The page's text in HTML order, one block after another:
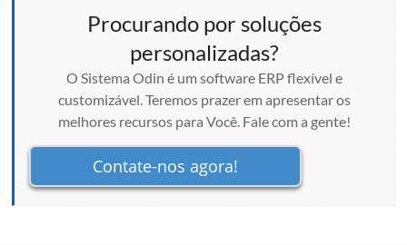
Procurando por soluções
personalizadas?
O Sistema Odin é um software ERP flexível e
customizável. Teremos prazer em apresentar os
melhores recursos para Você. Fale com a gente!
Contate-nos agora!